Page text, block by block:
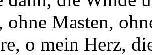
ohne Masten,
o mein Herz,